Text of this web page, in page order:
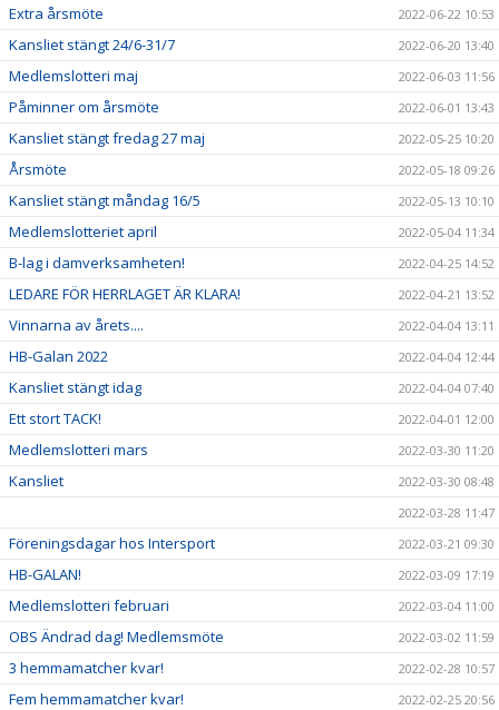
Extra årsmöte 2022-06-22 10:53
Kansliet stängt 24/6-31/7 2022-06-20 13:40
Medlemslotteri maj 2022-06-03 11:56
Påminner om årsmöte 2022-06-01 13:43
Kansliet stängt fredag 27 maj 2022-05-25 10:20
Årsmöte 2022-05-18 09:26
Kansliet stängt måndag 16/5 2022-05-13 10:10
Medlemslotteriet april 2022-05-04 11:34
B-lag i damverksamheten! 2022-04-25 14:52
LEDARE FÖR HERRLAGET ÄR KLARA! 2022-04-21 13:52
Vinnarna av årets.... 2022-04-04 13:11
HB-Galan 2022 2022-04-04 12:44
Kansliet stängt idag 2022-04-04 07:40
Ett stort TACK! 2022-04-01 12:00
Medlemslotteri mars 2022-03-30 11:20
Kansliet
2022-03-30 08:48
2022-03-28 11:47
Föreningsdagar hos Intersport 2022-03-21 09:30
HB-GALAN! 2022-03-09 17:19
Medlemslotteri februari 2022-03-04 11:00
OBS Ändrad dag! Medlemsmöte 2022-03-02 11:59
3 hemmamatcher kvar! 2022-02-28 10:57
Fem hemmamatcher kvar! 2022-02-25 20:56